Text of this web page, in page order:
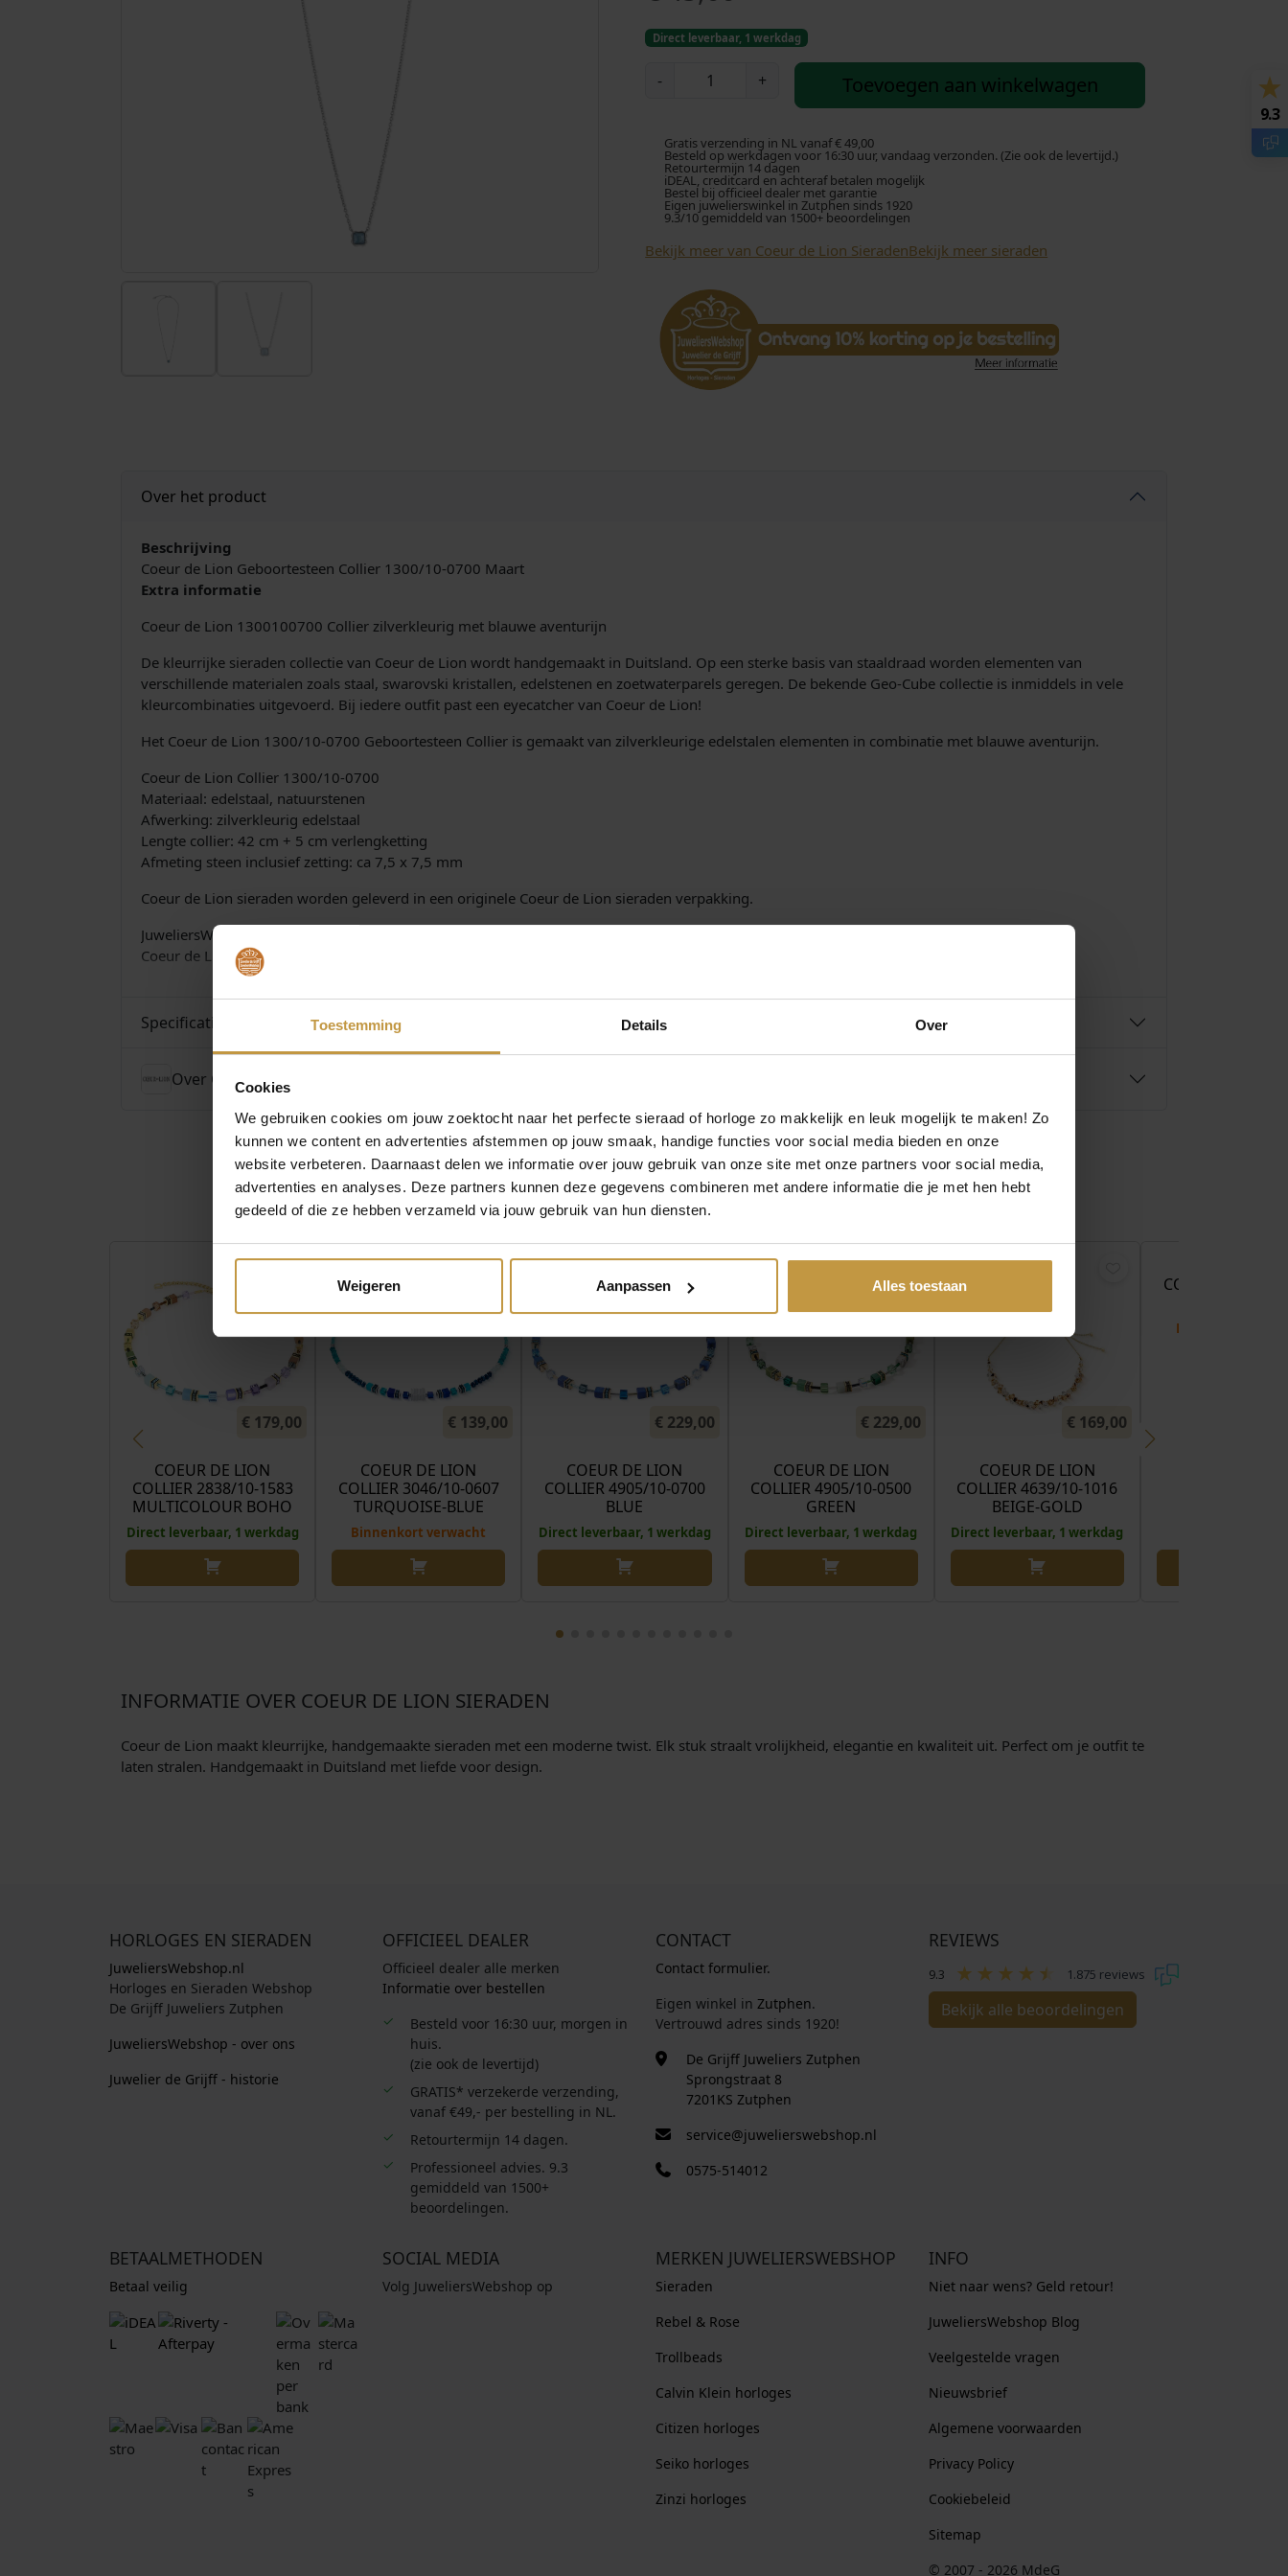
Toestemming Details Over
Cookies
We gebruiken cookies om jouw zoektocht naar het perfecte sieraad of horloge zo makkelijk en leuk mogelijk te maken! Zo
kunnen we content en advertenties afstemmen op jouw smaak, handige functies voor social media bieden en onze
website verbeteren. Daarnaast delen we informatie over jouw gebruik van onze site met onze partners voor social media,
advertenties en analyses. Deze partners kunnen deze gegevens combineren met andere informatie die je met hen hebt
gedeeld of die ze hebben verzameld via jouw gebruik van hun diensten.
Weigeren Aanpassen Alles toestaan
Direct leverbaar, 1 werkdag
-
o
0
0
M
a
a
+ Toevoegen aan winkelwagen
Gratis verzending in NL vanaf € 49,00
Besteld op werkdagen voor 16:30 uur, vandaag verzonden. (Zie ook de levertijd.)
Retourtermijn 14 dagen
iDEAL, creditcard en achteraf betalen mogelijk
Bestel bij officieel dealer met garantie
Eigen juwelierswinkel in Zutphen sinds 1920
9.3/10 gemiddeld van 1500+ beoordelingen
Bekijk meer van Coeur de Lion SieradenBekijk meer sieraden
Over het product
Beschrijving
Coeur de Lion Geboortesteen Collier 1300/10-0700 Maart
Extra informatie
Coeur de Lion 1300100700 Collier zilverkleurig met blauwe aventurijn
De kleurrijke sieraden collectie van Coeur de Lion wordt handgemaakt in Duitsland. Op een sterke basis van staaldraad worden elementen van
verschillende materialen zoals staal, swarovski kristallen, edelstenen en zoetwaterparels geregen. De bekende Geo-Cube collectie is inmiddels in vele
kleurcombinaties uitgevoerd. Bij iedere outfit past een eyecatcher van Coeur de Lion!
Het Coeur de Lion 1300/10-0700 Geboortesteen Collier is gemaakt van zilverkleurige edelstalen elementen in combinatie met blauwe aventurijn.
Coeur de Lion Collier 1300/10-0700
Materiaal: edelstaal, natuurstenen
Afwerking: zilverkleurig edelstaal
Lengte collier: 42 cm + 5 cm verlengketting
Afmeting steen inclusief zetting: ca 7,5 x 7,5 mm
Coeur de Lion sieraden worden geleverd in een originele Coeur de Lion sieraden verpakking.
JuweliersWebshop.nl is officieel dealer van Coeur de Lion sieraden
Coeur de Lion Sieraden bij Juwelierswebshop.nl. Gratis verzekerde verzending in NL.
Specificaties
Over Coeur de Lion Sieraden
MEER VAN COEUR DE LION SIERADEN
€ 179,00
COEUR DE LION
COLLIER 2838/10-1583
MULTICOLOUR BOHO
Direct leverbaar, 1 werkdag
€ 139,00
COEUR DE LION
COLLIER 3046/10-0607
TURQUOISE-BLUE
Binnenkort verwacht
€229,00
COEUR DE LION
COLLIER 4905/10-0700
BLUE
Direct leverbaar, 1 werkdag
€229,00
COEUR DE LION
COLLIER 4905/10-0500
GREEN
Direct leverbaar, 1 werkdag
€169,00
COEUR DE LION
COLLIER 4639/10-1016
BEIGE-GOLD
Direct leverbaar, 1 werkdag
COLLIER 4359/
Binnenkort
INFORMATIE OVER COEUR DE LION SIERADEN
Coeur de Lion maakt kleurrijke, handgemaakte sieraden met een moderne twist. Elk stuk straalt vrolijkheid, elegantie en kwaliteit uit. Perfect om je outfit te
laten stralen. Handgemaakt in Duitsland met liefde voor design.
HORLOGES EN SIERADEN
JuweliersWebshop.nl
Horloges en Sieraden Webshop
De Grijff Juweliers Zutphen
JuweliersWebshop - over ons
Juwelier de Grijff - historie
OFFICIEEL DEALER
Officieel dealer alle merken
Informatie over bestellen
Besteld voor 16:30 uur, morgen in
huis.
(zie ook de levertijd)
GRATIS* verzekerde verzending,
vanaf €49,- per bestelling in NL.
Retourtermijn 14 dagen.
Professioneel advies. 9.3
gemiddeld van 1500+
beoordelingen.
CONTACT
Contact formulier.
Eigen winkel in Zutphen.
Vertrouwd adres sinds 1920!
De Grijff Juweliers Zutphen
Sprongstraat 8
7201KS Zutphen
service@juwelierswebshop.nl
0575-514012
REVIEWS
9.3 1.875 reviews
Bekijk alle beoordelingen
BETAALMETHODEN
Betaal veilig
SOCIAL MEDIA
Volg JuweliersWebshop op
MERKEN JUWELIERSWEBSHOP
Sieraden
Rebel & Rose
Trollbeads
Calvin Klein horloges
Citizen horloges
Seiko horloges
Zinzi horloges
INFO
Niet naar wens? Geld retour!
JuweliersWebshop Blog
Veelgestelde vragen
Nieuwsbrief
Algemene voorwaarden
Privacy Policy
Cookiebeleid
Sitemap
© 2007 - 2026 MdeG
9.3